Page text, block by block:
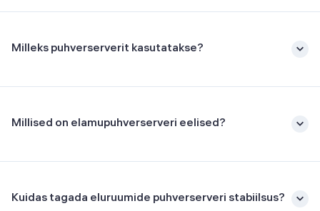
Milleks puhverserverit kasutatakse?
Millised on elamupuhverserveri eelised?
Kuidas tagada eluruumide puhverserveri stabiilsus?